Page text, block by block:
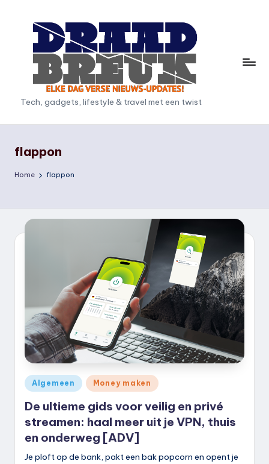
D
r
a
d
r
n
Tech, gadgets, lifestyle & travel met een twist
flappon
Home flappon
Geplaatst
in
Algemeen Money maken
De ultieme gids voor veilig en privé
streamen: haal meer uit je VPN, thuis
en onderweg [ADV]
Je ploft op de bank, pakt een bak popcorn en opent je